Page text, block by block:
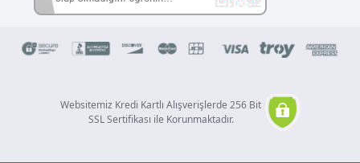
Websitemiz Kredi Kartlı Alışverişlerde 256 Bit
SSL Sertifikası ile Korunmaktadır.